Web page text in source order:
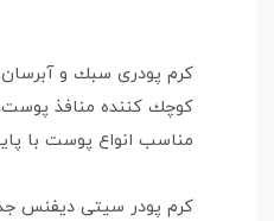
كرم پودرى سبك و آبرسان
كوچك كننده منافذ
مناسب انواع پوست با
كرم پودر سيتى ديفنس